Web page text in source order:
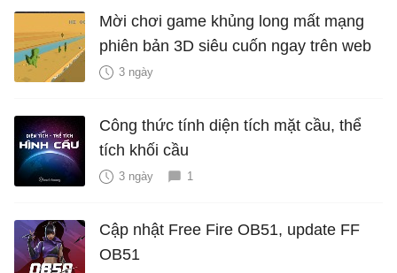
Mời chơi game khủng long mất mạng
phiên bản 3D siêu cuốn ngay trên web
3 ngày
Công thức tính diện tích mặt cầu, thể
tích khối cầu
3 ngày 1
Cập nhật Free Fire OB51, update FF
OB51